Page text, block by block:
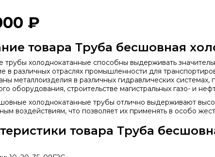
₽
товара Труба бесшовная
холоднокатанные способны выдерживать
в различных отраслях промышленности для
металлоизделия в различных гидравлических
оборудования, строительстве магистральных газо- и
холоднокатанные трубы отлично выдерживают
воздействиям, что позволяет их применять в особо
товара Труба